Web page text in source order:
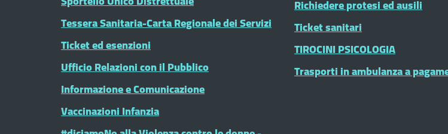
Tessera Sanitaria-Carta Regionale dei Servizi
Ticket ed esenzioni
Ufficio Relazioni con il Pubblico
Informazione e Comunicazione
Vaccinazioni Infanzia
Richiedere protesi ed ausili
Ticket sanitari
TIROCINI PSICOLOGIA
Trasporti in ambulanza a